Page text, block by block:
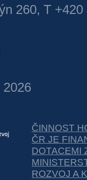
260, T +420
2026
ČINNOST
ČR JE
DOTACEMI
ROZVOJ A